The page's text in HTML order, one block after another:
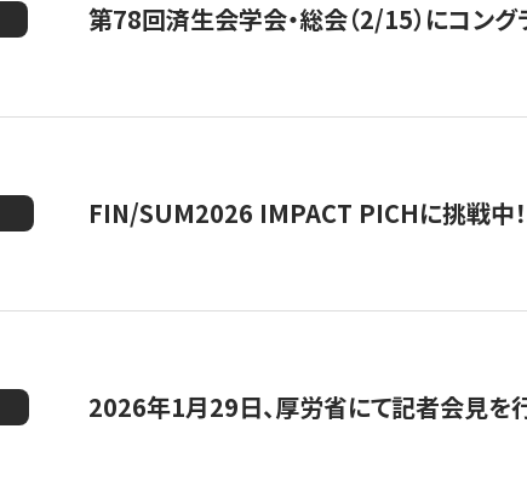
第78回済生会学会・総会（2/15）にコン
FIN/SUM2026 IMPACT PICHに挑戦中
2026年1月29日、厚労省にて記者会見を